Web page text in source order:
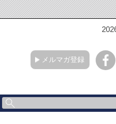
メルマガ登録